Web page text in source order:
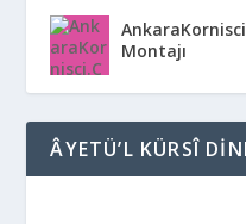
Montajı
ÂYETÜ’L KÜRSÎ